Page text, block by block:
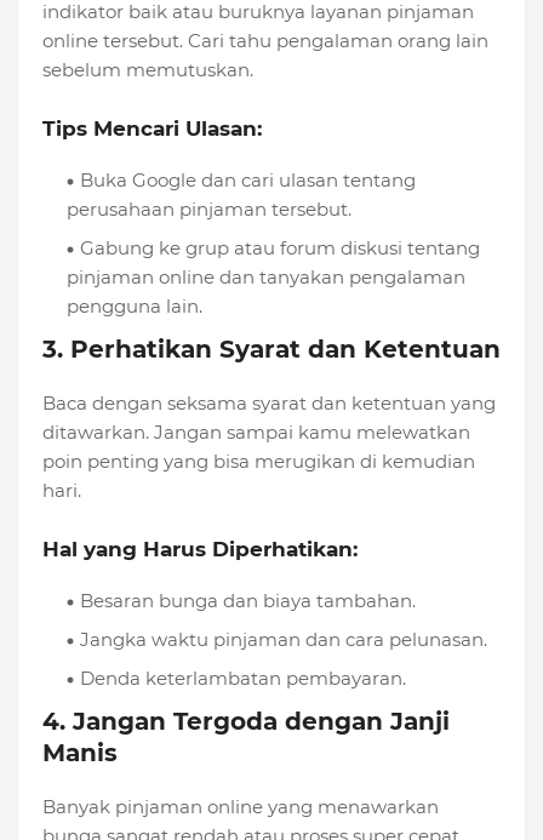
indikator baik atau buruknya layanan pinjaman
online tersebut. Cari tahu pengalaman orang lain
sebelum memutuskan.
Tips Mencari Ulasan:
Buka Google dan cari ulasan tentang
perusahaan pinjaman tersebut.
Gabung ke grup atau forum diskusi tentang
pinjaman online dan tanyakan pengalaman
pengguna lain.
3. Perhatikan Syarat dan Ketentuan
Baca dengan seksama syarat dan ketentuan yang
ditawarkan. Jangan sampai kamu melewatkan
poin penting yang bisa merugikan di kemudian
hari.
Hal yang Harus Diperhatikan:
Besaran bunga dan biaya tambahan.
Jangka waktu pinjaman dan cara pelunasan.
Denda keterlambatan pembayaran.
4. Jangan Tergoda dengan Janji
Manis
Banyak pinjaman online yang menawarkan